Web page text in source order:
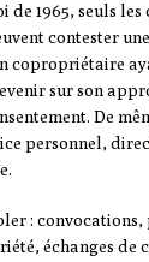
de 1965, seuls
contester
copropriétaire
sur son
De
personnel,
:
échanges de